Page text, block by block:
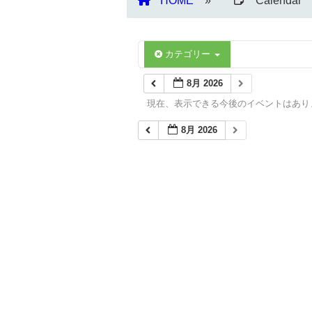
カテゴリー
8月 2026
現在、表示できる今後のイベントはあ
8月 2026